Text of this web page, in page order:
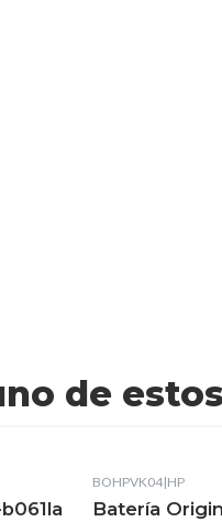
de estos
BOHPVK04|HP
Batería